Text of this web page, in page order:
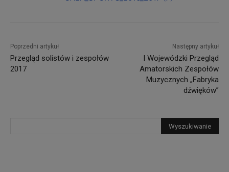
Poprzedni artykuł
Przegląd solistów i zespołów
2017
Następny artykuł
I Wojewódzki Przegląd
Amatorskich Zespołów
Muzycznych „Fabryka
dźwięków”